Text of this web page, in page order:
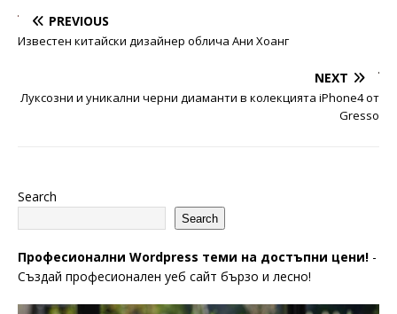
PREVIOUS
Известен китайски дизайнер облича Ани Хоанг
NEXT
Луксозни и уникални черни диаманти в колекцията iPhone4 от
Gresso
Search
Search
Професионални Wordpress теми на достъпни цени! -
Създай професионален уеб сайт бързо и лесно!